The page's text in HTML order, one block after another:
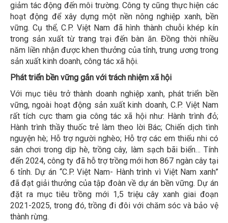
giảm tác động đến môi trường. Công ty cũng thực hiện các
hoạt động để xây dựng một nền nông nghiệp xanh, bền
vững. Cụ thể, C.P. Việt Nam đã hình thành chuỗi khép kín
trong sản xuất từ trang trại đến bàn ăn. Đồng thời nhiều
năm liền nhận được khen thưởng của tỉnh, trung ương trong
sản xuất kinh doanh, công tác xã hội.
Phát triển bền vững gắn với trách nhiệm xã hội
Với mục tiêu trở thành doanh nghiệp xanh, phát triển bền
vững, ngoài hoạt động sản xuất kinh doanh, C.P. Việt Nam
rất tích cực tham gia công tác xã hội như: Hành trình đỏ;
Hành trình thầy thuốc trẻ làm theo lời Bác; Chiến dịch tình
nguyện hè; Hỗ trợ người nghèo; Hỗ trợ các em thiếu nhi có
sân chơi trong dịp hè, trồng cây, làm sạch bãi biển… Tính
đến 2024, công ty đã hỗ trợ trồng mới hơn 867 ngàn cây tại
6 tỉnh. Dự án “C.P. Việt Nam- Hành trình vì Việt Nam xanh”
đã đạt giải thưởng của tập đoàn về dự án bền vững. Dự án
đặt ra mục tiêu trồng mới 1,5 triệu cây xanh giai đoạn
2021-2025, trong đó, trồng đi đôi với chăm sóc và bảo vệ
thành rừng.